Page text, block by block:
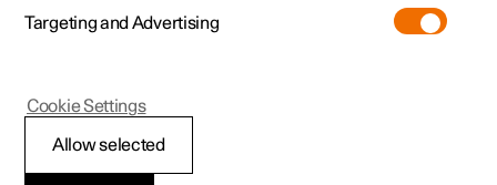
Mere
Udforsk Polestar 2
Kampagner
Nye lagerbiler
Prøvetur
Nye lagerbiler
Udforsk Polestar 4
Kampagner
Nye lagerbiler
Pre-owned-programmet
Pre-owned Polestar 2
Extras tilbehør
(Åbner i et nyt vindue)
Experiences
Firmabil
Opladning
Om Polestar
Bæredygtighed
Polestar ID
Targeting and Advertising
Allow selected
Cookie Settings